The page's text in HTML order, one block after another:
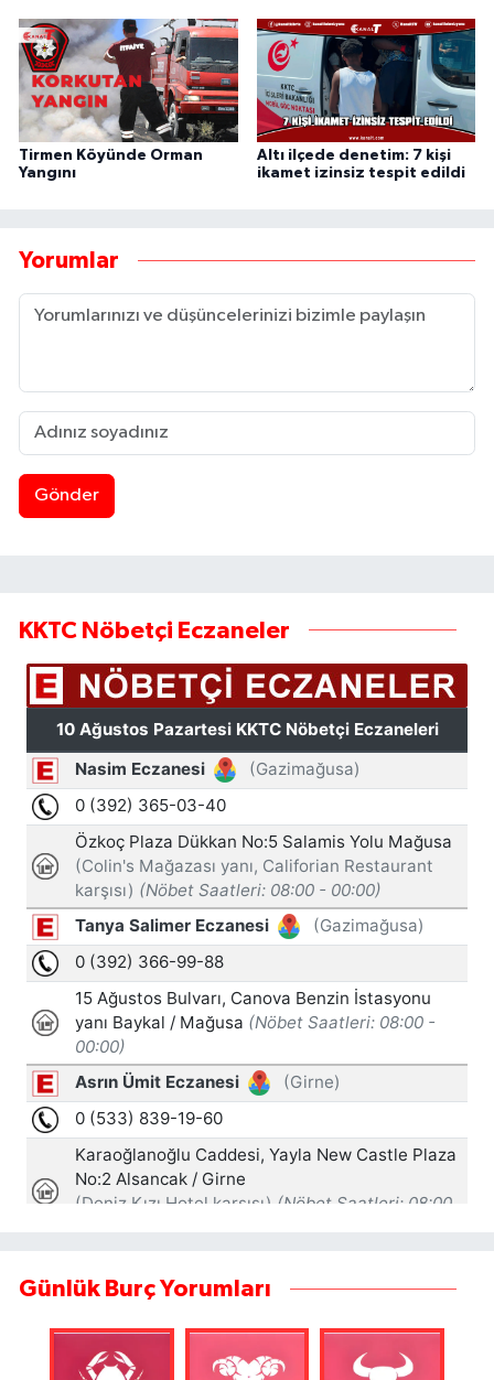
Tirmen Köyünde Orman
Yangını
Altı ilçede denetim: 7 kişi
ikamet izinsiz tespit edildi
Yorumlar
Gönder
KKTC Nöbetçi Eczaneler
Günlük Burç Yorumları